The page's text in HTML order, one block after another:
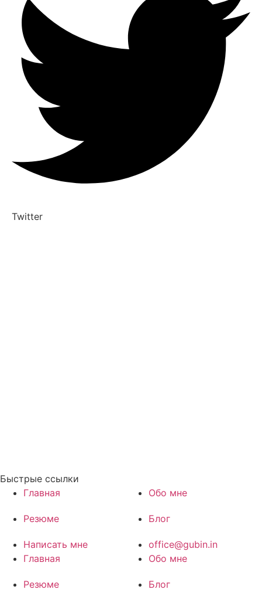
Twitter
Быстрые ссылки
Главная
Обо мне
Резюме Блог
Написать мне
office@gubin.in
Главная
Обо мне
Резюме Блог